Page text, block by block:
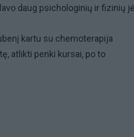
daug psichologinių ir fizinių
kartu su chemoterapija
atlikti penki kursai, po to